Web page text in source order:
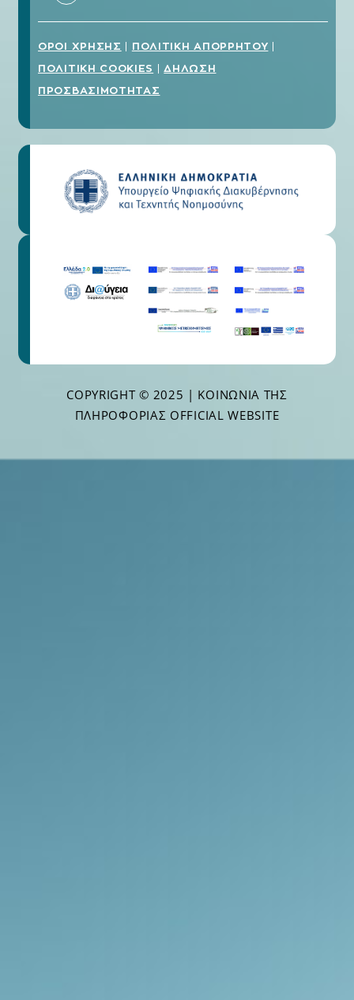
ΟΡΟΙ ΧΡΗΣΗΣ ΠΟΛΙΤΙΚΗ ΑΠΟΡΡΗΤΟΥ
ΠΟΛΙΤΙΚΗ COOKIES
ΔΗΛΩΣΗ
ΠΡΟΣΒΑΣΙΜΟΤΗΤΑΣ
COPYRIGHT © 2025 | ΚΟΙΝΩΝΊΑ ΤΗΣ
ΠΛΗΡΟΦΟΡΊΑΣ OFFICIAL WEBSITE